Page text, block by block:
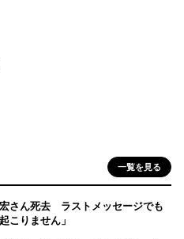
一覧を見る
さん死去 ラストメッセージでも
こりません」